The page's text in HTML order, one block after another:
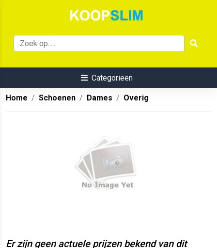
Categorieën
Home Schoenen Dames Overig
Er zijn geen actuele prijzen bekend van dit